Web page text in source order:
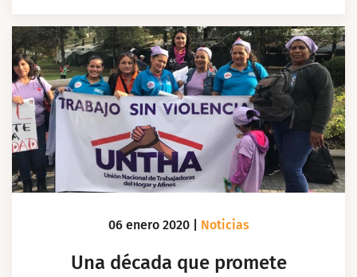
06 enero 2020| Noticias
Una década que promete